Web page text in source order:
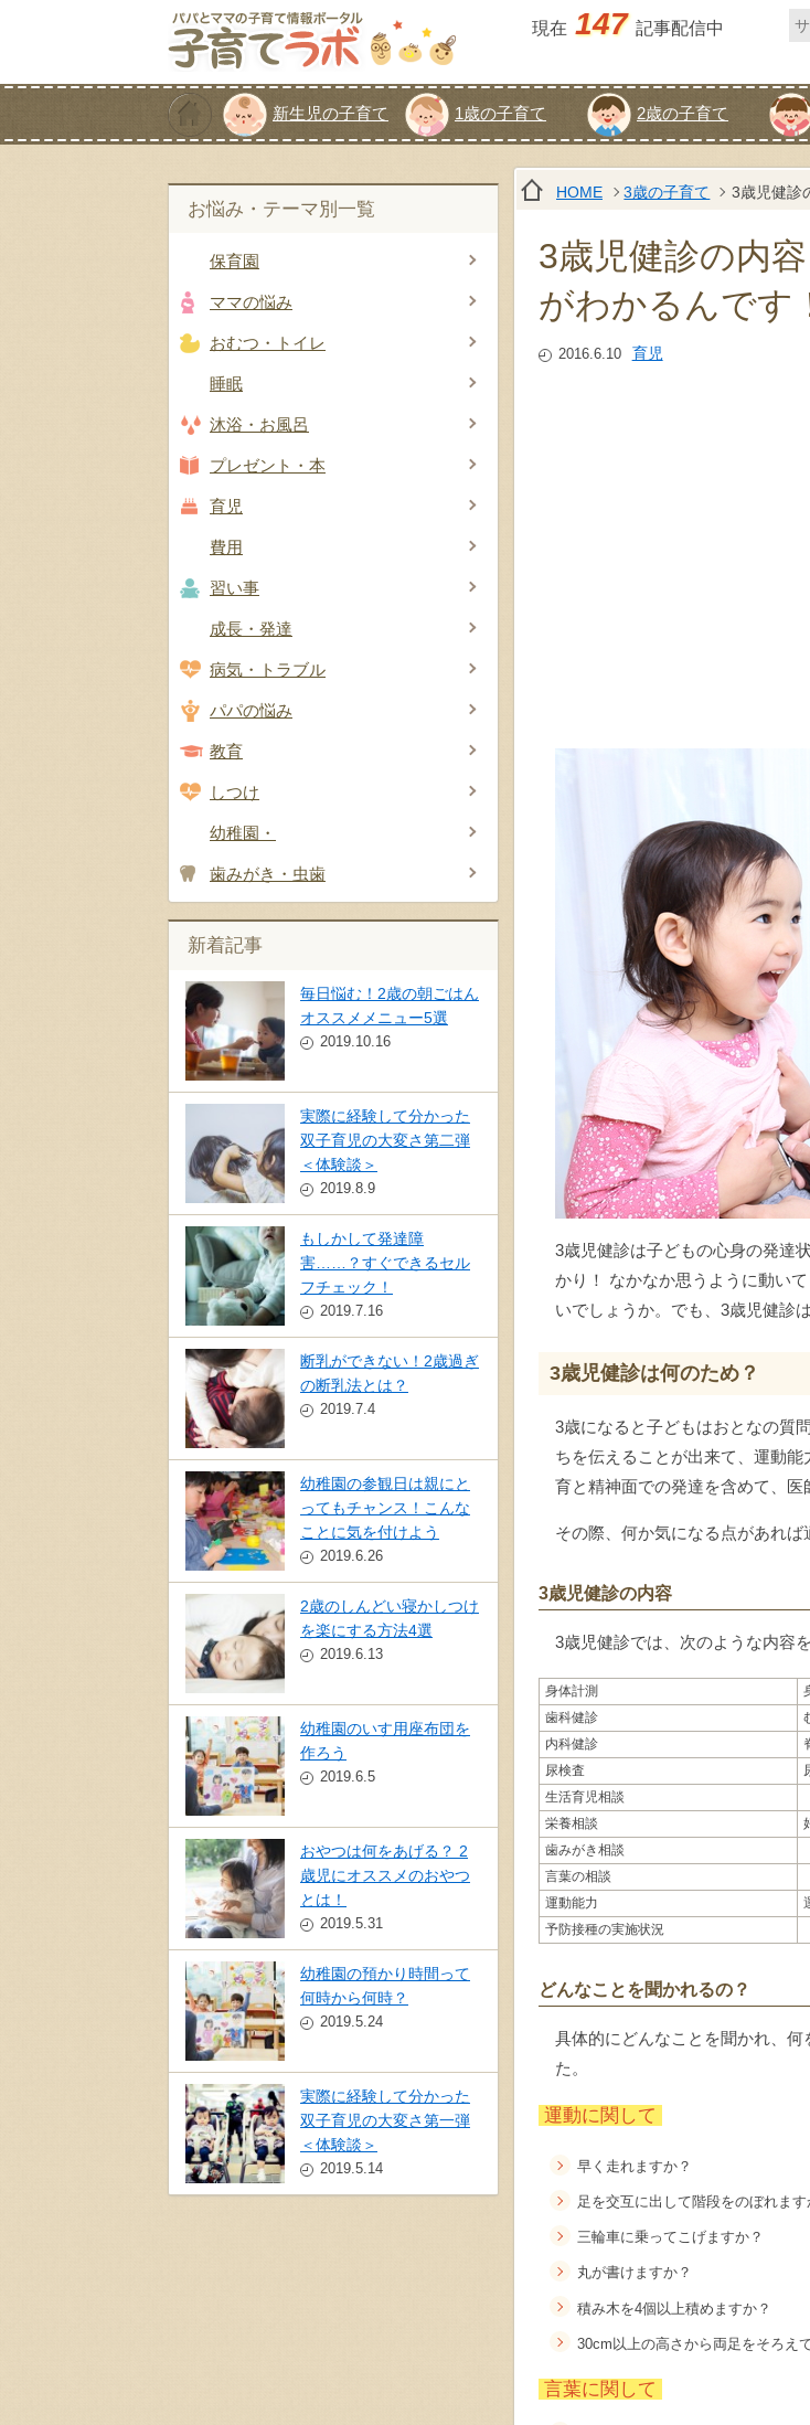
現在 147 記事配信中
新生児の子育て 1歳の子育て 2歳の子育て
HOME 3歳の子育て 3歳児健診
3歳児健診の内
がわかるんです
2016.6.10 育児
3歳児健診は子どもの心身の発達
かり！ なかなか思うように動い
いでしょうか。でも、3歳児健診
3歳児健診は何のため？
3歳になると子どもはおとなの質
ちを伝えることが出来て、運動
育と精神面での発達を含めて、医
その際、何か気になる点があれば
3歳児健診の内容
3歳児健診では、次のような内容
身体計測
歯科健診
内科健診
尿検査
生活育児相談
栄養相談
歯みがき相談
言葉の相談
運動能力
予防接種の実施状況
どんなことを聞かれるの？
具体的にどんなことを聞かれ、
た。
運動に関して
早く走れますか？
足を交互に出して階段をのぼれます
三輪車に乗ってこげますか？
丸が書けますか？
積み木を4個以上積めますか？
30cm以上の高さから両足をそろえ
言葉に関して
お悩み・テーマ別一覧
保育園
ママの悩み
おむつ・トイレ
睡眠
沐浴・お風呂
プレゼント・本
育児
費用
習い事
成長・発達
病気・トラブル
パパの悩み
教育
しつけ
幼稚園・
歯みがき・虫歯
新着記事
毎日悩む！2歳の朝ごはん
オススメメニュー5選
2019.10.16
実際に経験して分かった
双子育児の大変さ第二弾
＜体験談＞
2019.8.9
もしかして発達障
害……？すぐできるセル
フチェック！
2019.7.16
断乳ができない！2歳過ぎ
の断乳法とは？
2019.7.4
幼稚園の参観日は親にと
ってもチャンス！こんな
ことに気を付けよう
2019.6.26
2歳のしんどい寝かしつけ
を楽にする方法4選
2019.6.13
幼稚園のいす用座布団を
作ろう
2019.6.5
おやつは何をあげる？ 2
歳児にオススメのおやつ
とは！
2019.5.31
幼稚園の預かり時間って
何時から何時？
2019.5.24
実際に経験して分かった
双子育児の大変さ第一弾
＜体験談＞
2019.5.14